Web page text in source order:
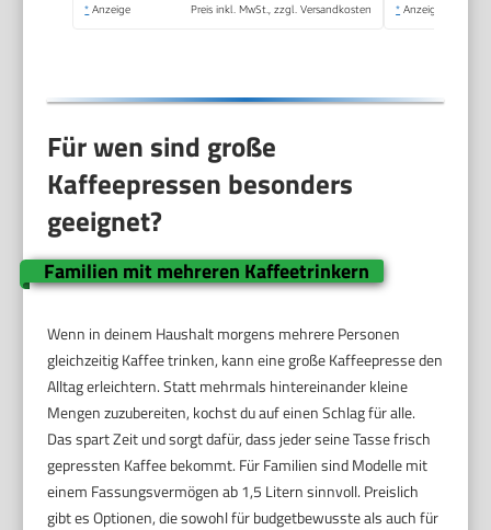
* Anzeige Preis inkl. MwSt., zzgl. Versandkosten * Anzeige
Für wen sind große
Kaffeepressen besonders
geeignet?
Familien mit mehreren Kaffeetrinkern
Wenn in deinem Haushalt morgens mehrere Personen
gleichzeitig Kaffee trinken, kann eine große Kaffeepresse den
Alltag erleichtern. Statt mehrmals hintereinander kleine
Mengen zuzubereiten, kochst du auf einen Schlag für alle.
Das spart Zeit und sorgt dafür, dass jeder seine Tasse frisch
gepressten Kaffee bekommt. Für Familien sind Modelle mit
einem Fassungsvermögen ab 1,5 Litern sinnvoll. Preislich
gibt es Optionen, die sowohl für budgetbewusste als auch für